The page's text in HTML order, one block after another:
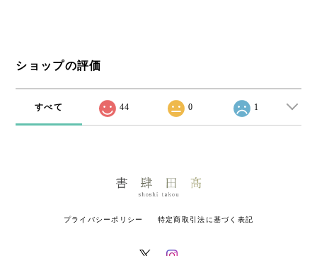
ショップの評価
すべて 44 0 1
プライバシーポリシー 特定商取引法に基づく表記